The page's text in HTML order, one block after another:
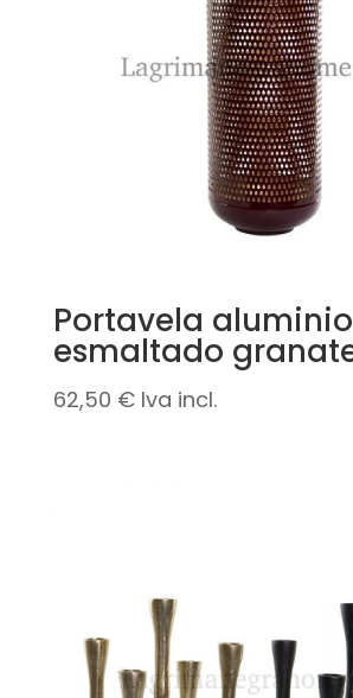
Portavela aluminio
esmaltado
62,50 € Iva incl.